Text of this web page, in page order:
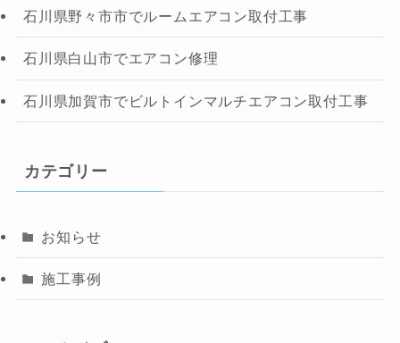
石川県野々市市でルームエアコン取付工事
石川県白山市でエアコン修理
石川県加賀市でビルトインマルチエアコン取付工事
カテゴリー
お知らせ
施工事例